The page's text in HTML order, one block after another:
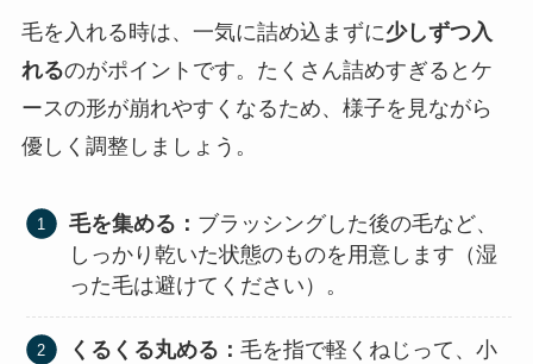
毛を入れる時は、一気に詰め込まずに少しずつ入
れるのがポイントです。たくさん詰めすぎるとケ
ースの形が崩れやすくなるため、様子を見ながら
優しく調整しましょう。
毛を集める： ブラッシングした後の毛など、
しっかり乾いた状態のものを用意します（湿
った毛は避けてください）。
くるくる丸める：毛を指で軽くねじって、小